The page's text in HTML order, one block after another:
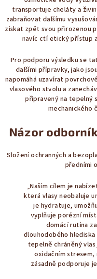
transportuje cheláty a
zabraňovat dalšímu
získat zpět svou přirozenou
navíc ctí etický přístup
Pro podporu výsledku se
dalšími přípravky, jako
napomáhá uzavírat
vlasového stvolu a
připravený na tepelný
mechanického
Názor
Složení ochranných a
předními
„Naším cílem je
která vlasy neobaluje
je hydratuje,
vyplňuje porézní
domácí rutina
dlouhodobého
tepelně chráněný
oxidačním stresem,
zásadně podporuje